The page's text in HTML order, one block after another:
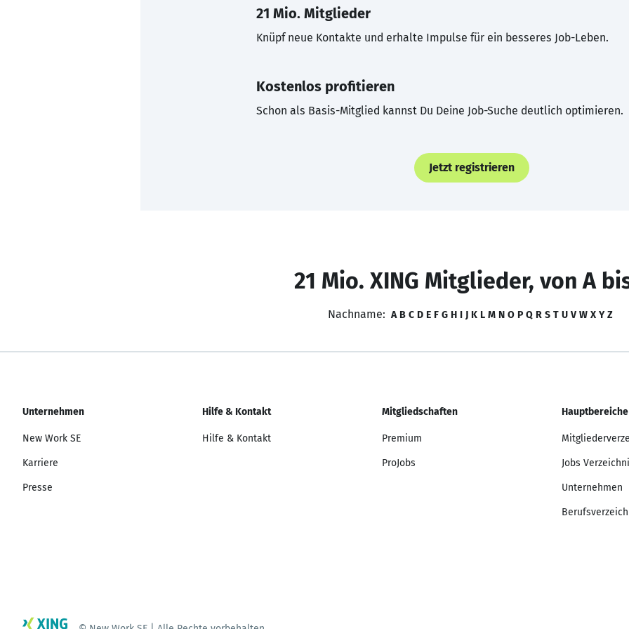
21 Mio. Mitglieder
Knüpf neue Kontakte und erhalte Impulse für ein besseres Job-Leben.
Kostenlos profitieren
Schon als Basis-Mitglied kannst Du Deine Job-Suche deutlich optimieren.
Jetzt registrieren
21 Mio. XING Mitglieder, von A
Nachname: A B C D E F G H I J K L M N O P Q R S T U V W X Y Z
Unternehmen
New Work SE
Karriere
Presse
Hilfe & Kontakt
Hilfe & Kontakt
Mitgliedschaften
Premium
ProJobs
Hauptbereiche
Jobs
Unternehmen